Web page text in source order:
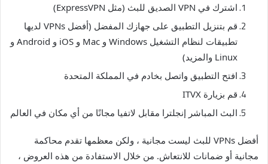
اشترك في VPN الصديق للبث (مثل ExpressVPN)
قم بتنزيل التطبيق على جهازك المفضل (أفضل VPNs لديها
تطبيقات لنظام التشغيل Windows و Mac و iOS و Android و
Linux والمزيد)
افتح التطبيق واتصل بخادم في المملكة المتحدة
قم بزيارة ITVX
البث المباشر إنجلترا مقابل لاتفيا مجانًا من أي مكان في العالم
أفضل VPNs للبث ليست مجانية ، ولكن معظمها تقدم محاكمة
مجانية أو ضمانات للانتعاش. من خلال الاستفادة من هذه العروض ،